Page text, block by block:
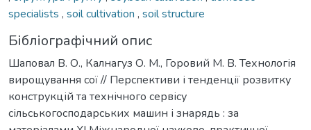
specialists , soil cultivation , soil structure
Бібліографічний опис
Шаповал В. О., Калнагуз О. М., Горовий М. В. Технологія
вирощування сої // Перспективи і тенденції розвитку
конструкцій та технічного сервісу
сільськогосподарських машин і знарядь : за